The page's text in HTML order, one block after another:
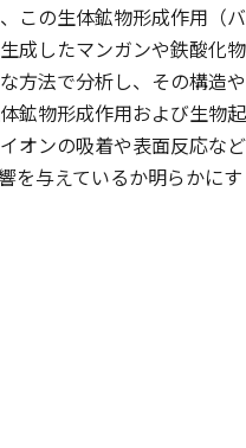
この生体鉱物形成作用（バ
成したマンガンや鉄酸化物
方法で分析し、その構造や
鉱物形成作用および生物起
オンの吸着や表面反応など
を与えているか明らかにす